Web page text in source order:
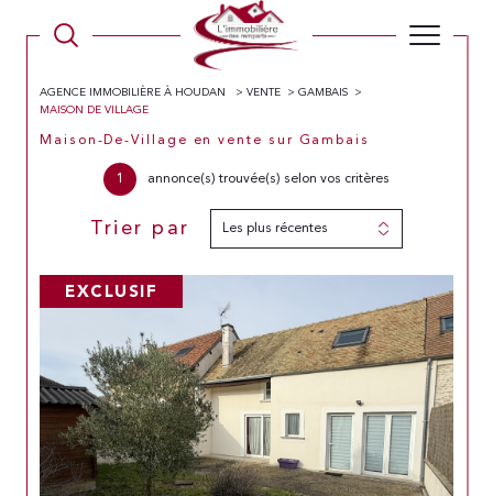
AGENCE IMMOBILIÈRE À HOUDAN VENTE
GAMBAIS
MAISON DE VILLAGE
Maison-De-Village en vente sur Gambais
1 annonce(s) trouvée(s) selon vos critères
Trier par Les plus récentes
EXCLUSIF